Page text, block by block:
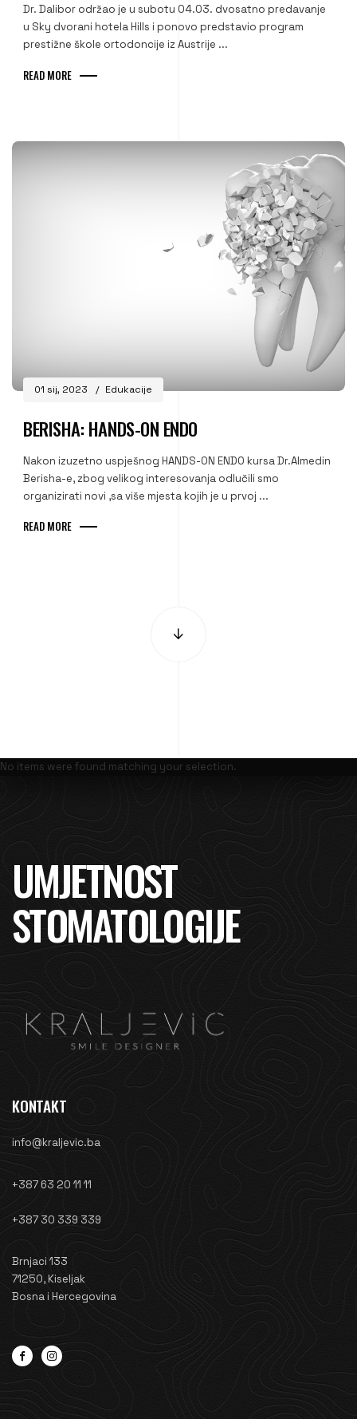
Dr. Dalibor održao je u subotu 04.03. dvosatno predavanje
u Sky dvorani hotela Hills i ponovo predstavio program
prestižne škole ortodoncije iz Austrije ...
READ MORE
01 sij, 2023 Edukacije
BERISHA: HANDS-ON ENDO
Nakon izuzetno uspješnog HANDS-ON ENDO kursa Dr.Almedin
Berisha-e, zbog velikog interesovanja odlučili smo
organizirati novi ,sa više mjesta kojih je u prvoj ...
READ MORE
No items were found matching your selection.
UMJETNOST
STOMATOLOGIJE
KONTAKT
info@kraljevic.ba
+387 63 20 11 11
+387 30 339 339
Brnjaci 133
71250, Kiseljak
Bosna i Hercegovina